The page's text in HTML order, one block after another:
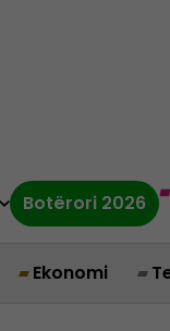
Botërori 2026
Ekonomi